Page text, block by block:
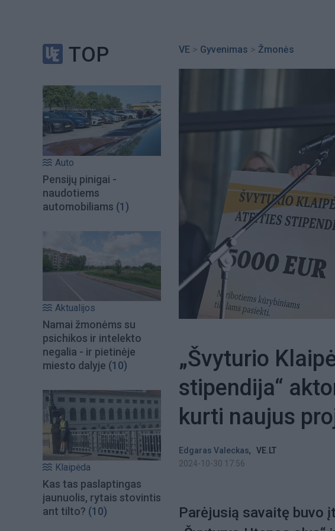
TOP
Auto
Pensijų pinigai -
naudotiems
automobiliams (1)
Aktualijos
Namai žmonėms su
psichikos ir intelekto
negalia - ir pietinėje
miesto dalyje (10)
Klaipėda
Kas tas paslaptingas
jaunuolis, rytais stovintis
ant tilto? (10)
VE > Gyvenimas > Žmonės
„Švyturio
stipendija“
kurti naujus
Edgaras Valeckas,
VE.LT
2024-10-30 17:56
Parėjusią savaitę buvo